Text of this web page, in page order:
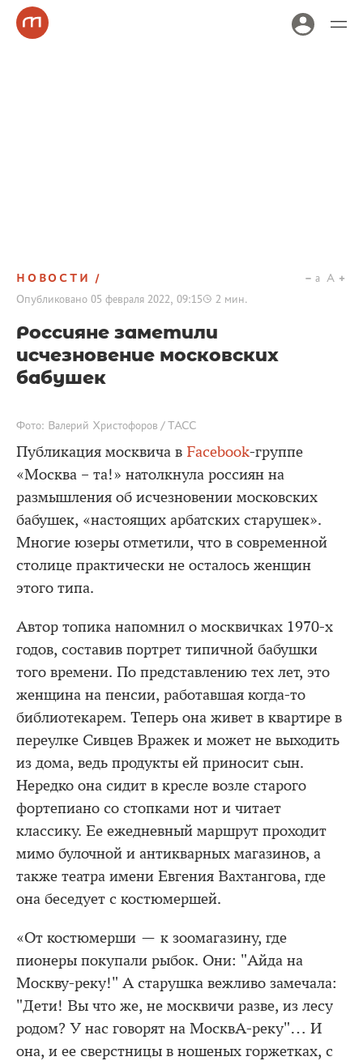
НОВОСТИ
Опубликовано 05 февраля 2022, 09:15 2 мин.
a A
Россияне заметили
исчезновение московских
бабушек
Фото: Валерий Христофоров / ТАСС
Публикация москвича в Facebook-группе
«Москва – та!» натолкнула россиян на
размышления об исчезновении московских
бабушек, «настоящих арбатских старушек».
Многие юзеры отметили, что в современной
столице практически не осталось женщин
этого типа.
Автор топика напомнил о москвичках 1970-х
годов, составив портрет типичной бабушки
того времени. По представлению тех лет, это
женщина на пенсии, работавшая когда-то
библиотекарем. Теперь она живет в квартире в
переулке Сивцев Вражек и может не выходить
из дома, ведь продукты ей приносит сын.
Нередко она сидит в кресле возле старого
фортепиано со стопками нот и читает
классику. Ее ежедневный маршрут проходит
мимо булочной и антикварных магазинов, а
также театра имени Евгения Вахтангова, где
она беседует с костюмершей.
«От костюмерши — к зоомагазину, где
пионеры покупали рыбок. Они: "Айда на
Москву-реку!" А старушка вежливо замечала:
"Дети! Вы что же, не москвичи разве, из лесу
родом? У нас говорят на МосквА-реку"… И
она, и ее сверстницы в ношеных горжетках, с